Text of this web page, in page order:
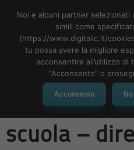
MENU
Smart
scuola –
Noi e alcuni partner
simili come
(https://www.digitalic.it/
tu possa avere la migliore
acconsentire all’utilizzo
"Acconsento" o
Acconsento No